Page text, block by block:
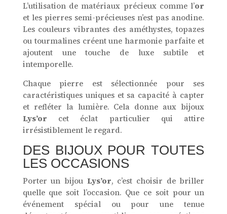
L’utilisation de matériaux précieux comme l’or
et les pierres semi-précieuses n’est pas anodine.
Les couleurs vibrantes des améthystes, topazes
ou tourmalines créent une harmonie parfaite et
ajoutent une touche de luxe subtile et
intemporelle.
Chaque pierre est sélectionnée pour ses
caractéristiques uniques et sa capacité à capter
et refléter la lumière. Cela donne aux bijoux
Lys’or cet éclat particulier qui attire
irrésistiblement le regard.
DES BIJOUX POUR TOUTES
LES OCCASIONS
Porter un bijou Lys’or, c’est choisir de briller
quelle que soit l’occasion. Que ce soit pour un
événement spécial ou pour une tenue